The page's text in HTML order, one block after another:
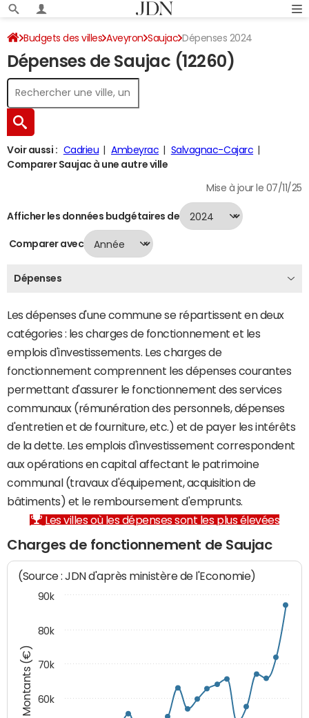
Budgets des villes Aveyron Saujac Dépenses 2024
Dépenses de Saujac (12260)
Voir aussi : Cadrieu Ambeyrac
Salvagnac-Cajarc
Comparer Saujac à une autre ville
Mise à jour le 07/11/25
Afficher les données budgétaires de
Comparer avec
Dépenses
Les dépenses d'une commune se répartissent en deux
catégories : les charges de fonctionnement et les
emplois d'investissements. Les charges de
fonctionnement comprennent les dépenses courantes
permettant d'assurer le fonctionnement des services
communaux (rémunération des personnels, dépenses
d'entretien et de fourniture, etc.) et de payer les intérêts
de la dette. Les emplois d'investissement correspondent
aux opérations en capital affectant le patrimoine
communal (travaux d'équipement, acquisition de
bâtiments) et le remboursement d'emprunts.
Les villes où les dépenses sont les plus élevées
Charges de fonctionnement de Saujac
Montants (€)
(Source : JDN d'après ministère de l'Economie)
60k
70k
80k
90k